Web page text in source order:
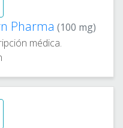
Pharma (100 mg)
médica.